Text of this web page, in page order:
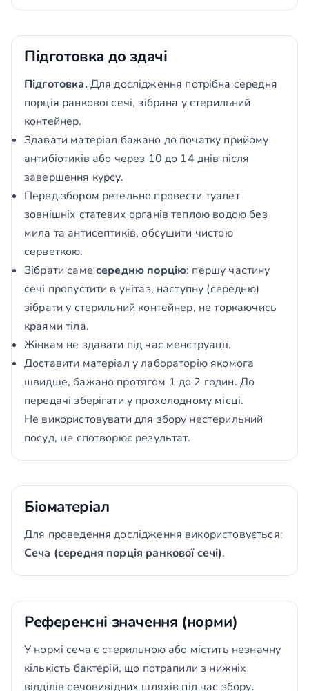
Підготовка до здачі
Підготовка. Для дослідження потрібна середня
порція ранкової сечі, зібрана у стерильний
контейнер.
Здавати матеріал бажано до початку прийому
антибіотиків або через 10 до 14 днів після
завершення курсу.
Перед збором ретельно провести туалет
зовнішніх статевих органів теплою водою без
мила та антисептиків, обсушити чистою
серветкою.
Зібрати самесередню порцію: першу частину
сечі пропустити в унітаз, наступну (середню)
зібрати у стерильний контейнер, не торкаючись
краями тіла.
Жінкам не здавати під час менструації.
Доставити матеріал у лабораторію якомога
швидше, бажано протягом 1 до 2 годин. До
передачі зберігати у прохолодному місці.
Не використовувати для збору нестерильний
посуд, це спотворює результат.
Біоматеріал
Для проведення дослідження використовується:
Сеча (середня порція ранкової сечі).
Референсні значення (норми)
У нормі сеча є стерильною або містить незначну
кількість бактерій, що потрапили з нижніх
відділів сечовивідних шляхів під час збору.